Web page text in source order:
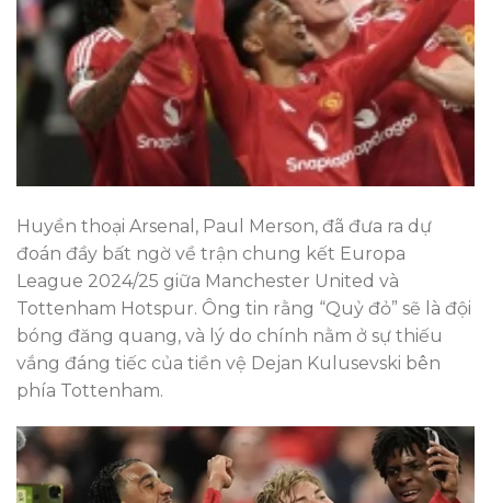
Huyền thoại Arsenal, Paul Merson, đã đưa ra dự
đoán đầy bất ngờ về trận chung kết Europa
League 2024/25 giữa Manchester United và
Tottenham Hotspur. Ông tin rằng “Quỷ đỏ” sẽ là đội
bóng đăng quang, và lý do chính nằm ở sự thiếu
vắng đáng tiếc của tiền vệ Dejan Kulusevski bên
phía Tottenham.